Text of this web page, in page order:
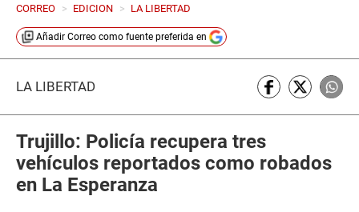
CORREO > EDICION > LA LIBERTAD
Añadir Correo como fuente preferida en
LA LIBERTAD
Trujillo: Policía recupera tres
vehículos reportados como robados
en La Esperanza